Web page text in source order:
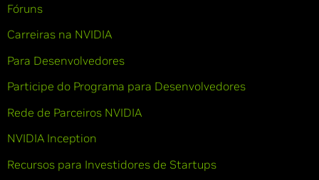
Fóruns
Carreiras na NVIDIA
Para Desenvolvedores
Participe do Programa para Desenvolvedores
Rede de Parceiros NVIDIA
NVIDIA Inception
Recursos para Investidores de Startups